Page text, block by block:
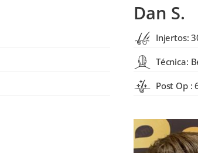
Dan S.
Injertos:
Técnica:
Post Op :